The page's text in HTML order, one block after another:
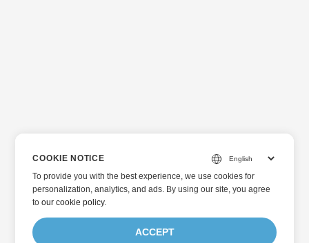
COOKIE NOTICE
To provide you with the best experience, we use cookies for
personalization, analytics, and ads. By using our site, you agree
toour cookie policy.
ACCEPT